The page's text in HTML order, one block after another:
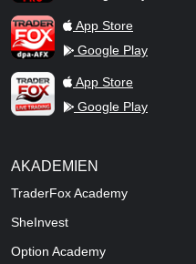
TraderFox dpa-AFX ProFeed
App Store
Google Play
TraderFox Live Trading
App Store
Google Play
AKADEMIEN
TraderFox Academy
SheInvest
Option Academy